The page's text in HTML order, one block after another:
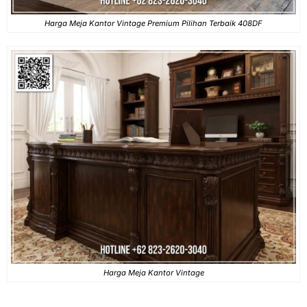
Harga Meja Kantor Vintage Premium Pilihan Terbaik 408DF
Harga Meja Kantor Vintage